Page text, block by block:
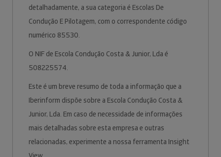
detalhadamente, a sua categoria é Escolas De
Condução E Pilotagem, com o correspondente código
numérico 85530.
O NIF de Escola Condução Costa & Junior, Lda é
508225574.
Este é um breve resumo de toda a informação que a
Iberinform dispõe sobre a Escola Condução Costa &
Junior, Lda. Em caso de necessidade de informações
mais detalhadas sobre esta empresa e outras
relacionadas, experimente a nossa ferramenta Insight